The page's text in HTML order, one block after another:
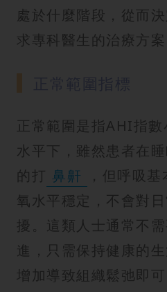
處於什麼階段，從而
求專科醫生的治療方案
正常範圍是指AHI指
水平下，雖然患者在
的打 鼻鼾
，但呼吸
氧水平穩定，不會對
擾。這類人士通常不
進，只需保持健康的
增加導致組織鬆弛即可